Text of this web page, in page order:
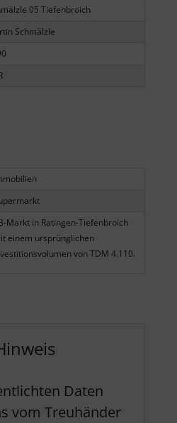
05 Tiefenbroich
Schmälzle
Markt in Ratingen-Tiefenbroich
einem ursprünglichen
von TDM 4.110.
Daten
vom Treuhänder